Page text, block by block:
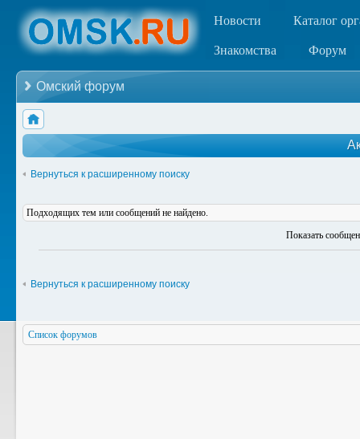
Новости Каталог
Знакомства Форум
Омский форум
Вернуться к расширенному поиску
Подходящих тем или сообщений не найдено.
Показать
Вернуться к расширенному поиску
Список форумов